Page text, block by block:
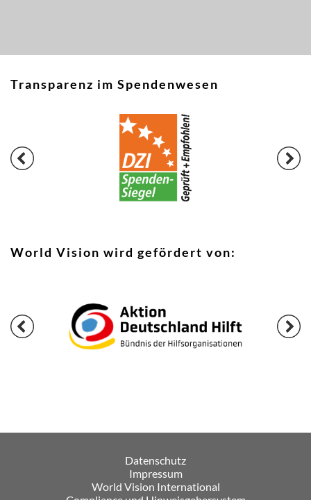
Transparenz im Spendenwesen
World Vision wird gefördert von:
Datenschutz
Impressum
World Vision International